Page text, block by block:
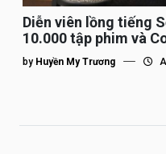
Diễn viên lồng tiếng
10.000 tập phim và
nhất”
by Huyền My Trương